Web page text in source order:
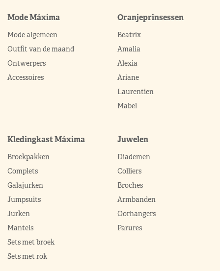
Mode Máxima
Mode algemeen
Outfit van de maand
Ontwerpers
Accessoires
Oranjeprinsessen
Beatrix
Amalia
Alexia
Ariane
Laurentien
Mabel
Kledingkast Máxima
Broekpakken
Complets
Galajurken
Jumpsuits
Jurken
Mantels
Sets met broek
Sets met rok
Juwelen
Diademen
Colliers
Broches
Armbanden
Oorhangers
Parures